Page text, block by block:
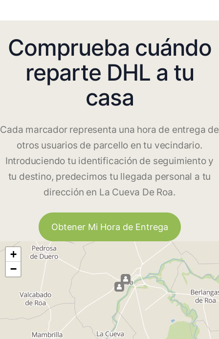
Comprueba cuándo
reparte DHL a tu
casa
Cada marcador representa una hora de entrega de
otros usuarios de parcello en tu vecindario.
Introduciendo tu identificación de seguimiento y
tu destino, predecimos tu llegada personal a tu
dirección en La Cueva De Roa.
Obtener Mi Hora de Entrega
+
−